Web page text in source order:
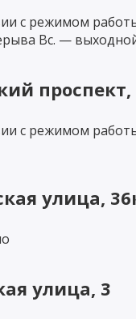
с режимом
Вс. —
проспект,
с режимом
улица,
улица, 3